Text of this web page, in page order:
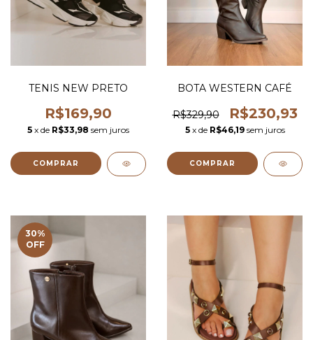
TENIS NEW PRETO
R$169,90
5 x de R$33,98 sem juros
COMPRAR
BOTA WESTERN CAFÉ
R$329,90 R$230,93
5 x de R$46,19 sem juros
COMPRAR
30%
OFF